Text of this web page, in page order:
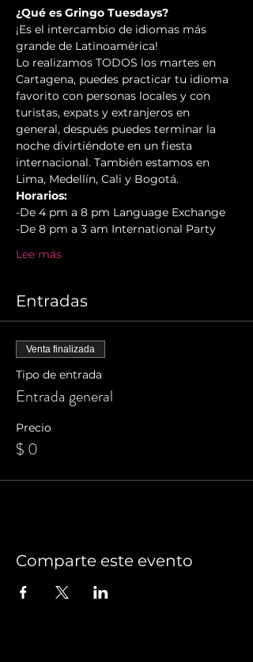
¿Qué es Gringo Tuesdays?
¡Es el intercambio de idiomas más
grande de Latinoamérica!
Lo realizamos TODOS los martes en
Cartagena, puedes practicar tu idioma
favorito con personas locales y con
turistas, expats y extranjeros en
general, después puedes terminar la
noche divirtiéndote en un fiesta
internacional. También estamos en
Lima, Medellín, Cali y Bogotá.
Horarios:
-De 4 pm a 8 pm Language Exchange
-De 8 pm a 3 am International Party
Lee más
Entradas
Venta finalizada
Tipo de entrada
Entrada general
Precio
$ 0
Comparte este evento